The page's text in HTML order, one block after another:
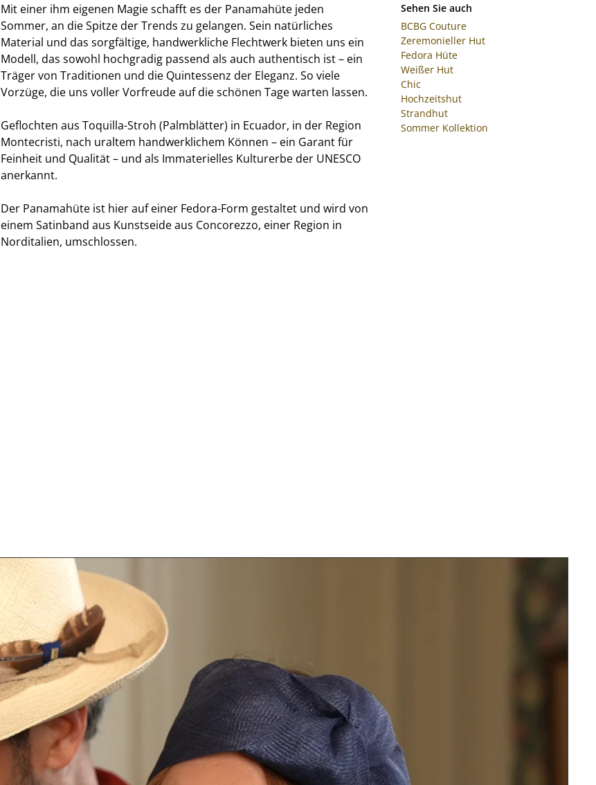
Mit einer ihm eigenen Magie schafft es der Panamahüte jeden
Sommer, an die Spitze der Trends zu gelangen. Sein natürliches
Material und das sorgfältige, handwerkliche Flechtwerk bieten uns ein
Modell, das sowohl hochgradig passend als auch authentisch ist – ein
Träger von Traditionen und die Quintessenz der Eleganz. So viele
Vorzüge, die uns voller Vorfreude auf die schönen Tage warten lassen.
Geflochten aus Toquilla-Stroh (Palmblätter) in Ecuador, in der Region
Montecristi, nach uraltem handwerklichem Können – ein Garant für
Feinheit und Qualität – und als Immaterielles Kulturerbe der UNESCO
anerkannt.
Der Panamahüte ist hier auf einer Fedora-Form gestaltet und wird von
einem Satinband aus Kunstseide aus Concorezzo, einer Region in
Norditalien, umschlossen.
Sehen Sie auch
BCBG Couture
Zeremonieller Hut
Fedora Hüte
Weißer Hut
Chic
Hochzeitshut
Strandhut
Sommer Kollektion